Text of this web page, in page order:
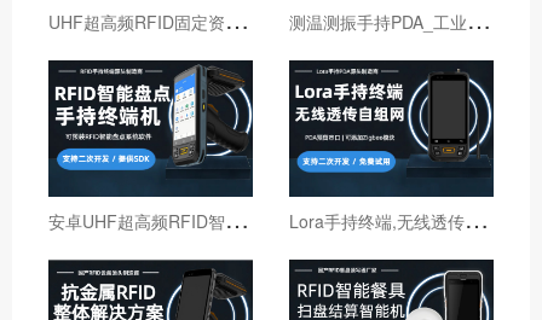
U
HF超高频RFID固定资产管理手持终端机 测
温测振手持PDA_工业巡检手持终端机_红外线测温PDA
安
卓UHF超高频RFID智能盘点手持终端设备 L
ora手持终端,无线透传自组网pda,高性能Lora智能巡检机